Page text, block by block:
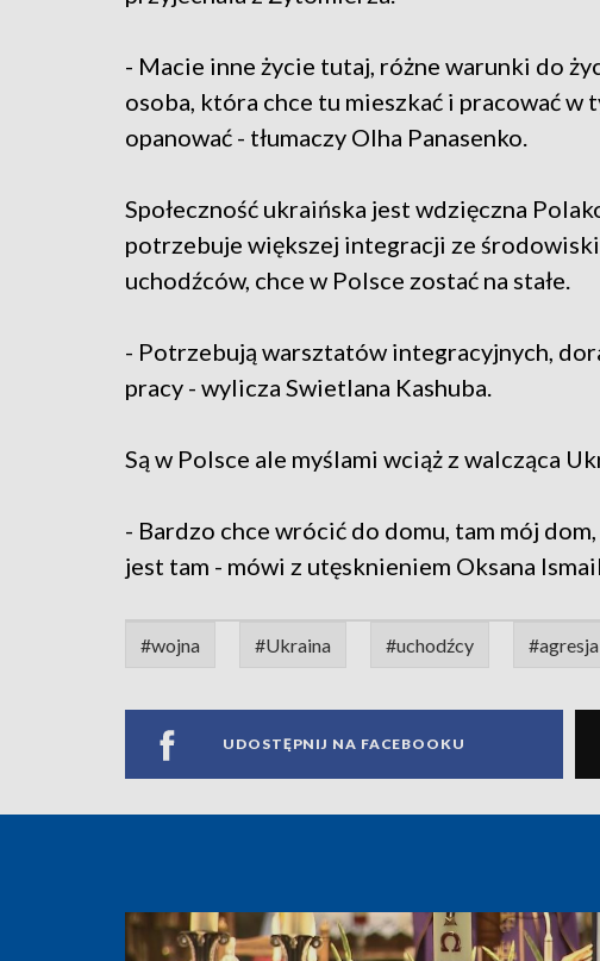
- Macie inne życie tutaj, różne warunki do
osoba, która chce tu mieszkać i pracować w
opanować - tłumaczy Olha Panasenko.
Społeczność ukraińska jest wdzięczna
potrzebuje większej integracji ze
uchodźców, chce w Polsce zostać na stałe.
- Potrzebują warsztatów integracyjnych,
pracy - wylicza Swietlana Kashuba.
Są w Polsce ale myślami wciąż z walcząca
- Bardzo chce wrócić do domu, tam mój
jest tam - mówi z utęsknieniem Oksana
#wojna #Ukraina #uchodźcy #agresja
UDOSTĘPNIJ NA FACEBOOKU